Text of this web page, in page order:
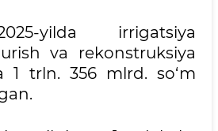
yilda irrigatsiya
va rekonstruksiya
1 trln. 356 mlrd. so‘m